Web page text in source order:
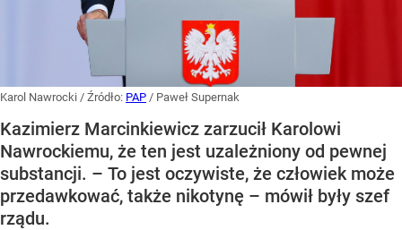
Karol Nawrocki / Źródło: PAP / Paweł Supernak
Kazimierz Marcinkiewicz zarzucił Karolowi
Nawrockiemu, że ten jest uzależniony od pewnej
substancji. – To jest oczywiste, że człowiek może
przedawkować, także nikotynę – mówił były szef
rządu.